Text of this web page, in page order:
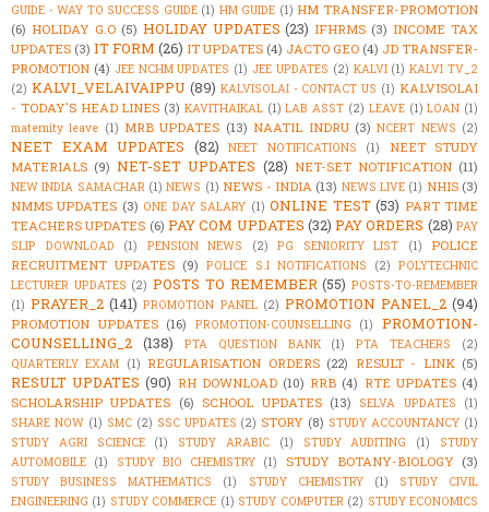
GUIDE - WAY TO SUCCESS GUIDE (1) HM GUIDE (1) HM TRANSFER-PROMOTION
(6) HOLIDAY G.O (5) HOLIDAY UPDATES (23) IFHRMS (3) INCOME TAX
UPDATES (3) IT FORM (26) IT UPDATES (4) JACTO GEO (4) JD TRANSFER-
PROMOTION (4) JEE NCHM UPDATES (1) JEE UPDATES (2) KALVI (1) KALVI TV_2
(2) KALVI_VELAIVAIPPU (89) KALVISOLAI - CONTACT US (1) KALVISOLAI
- TODAY'S HEAD LINES (3) KAVITHAIKAL (1) LAB ASST (2) LEAVE (1) LOAN (1)
maternity leave (1) MRB UPDATES (13) NAATIL INDRU (3) NCERT NEWS (2)
NEET EXAM UPDATES (82) NEET NOTIFICATIONS (1)
NEET STUDY
MATERIALS (9) NET-SET UPDATES (28) NET-SET NOTIFICATION (11)
NEW INDIA SAMACHAR (1) NEWS (1) NEWS - INDIA (13) NEWS LIVE (1) NHIS (3)
NMMS UPDATES (3) ONE DAY SALARY (1) ONLINE TEST (53) PART TIME
TEACHERS UPDATES (6) PAY COM UPDATES (32) PAY ORDERS (28) PAY
SLIP DOWNLOAD
(1) PENSION NEWS (2) PG SENIORITY LIST (1)
POLICE
RECRUITMENT UPDATES (9) POLICE S.I NOTIFICATIONS (2) POLYTECHNIC
LECTURER UPDATES (2) POSTS TO REMEMBER (55) POSTS-TO-REMEMBER
(1) PRAYER_2 (141) PROMOTION PANEL (2) PROMOTION PANEL_2 (94)
PROMOTION UPDATES (16) PROMOTION-COUNSELLING (1)
PROMOTION-
COUNSELLING_2 (138) PTA QUESTION BANK (1) PTA TEACHERS
(2)
QUARTERLY EXAM (1) REGULARISATION ORDERS (22) RESULT - LINK (5)
RESULT UPDATES (90) RH DOWNLOAD (10) RRB (4) RTE UPDATES (4)
SCHOLARSHIP UPDATES (6) SCHOOL UPDATES (13) SELVA UPDATES
(1)
SHARE NOW (1) SMC (2) SSC UPDATES (2) STORY (8) STUDY ACCOUNTANCY (1)
STUDY AGRI SCIENCE
(1) STUDY ARABIC (1) STUDY AUDITING (1)
STUDY
AUTOMOBILE (1) STUDY BIO CHEMISTRY (1) STUDY BOTANY-BIOLOGY (3)
STUDY BUSINESS MATHEMATICS (1) STUDY CHEMISTRY (1)
STUDY CIVIL
ENGINEERING (1) STUDY COMMERCE (1) STUDY COMPUTER (2) STUDY ECONOMICS